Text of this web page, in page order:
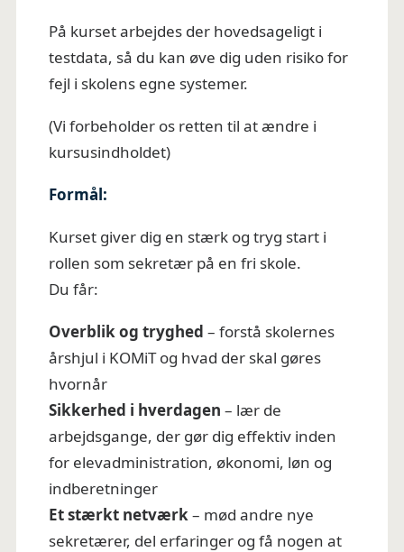
På kurset arbejdes der hovedsageligt i
testdata, så du kan øve dig uden risiko for
fejl i skolens egne systemer.
(Vi forbeholder os retten til at ændre i
kursusindholdet)
Formål:
Kurset giver dig en stærk og tryg start i
rollen som sekretær på en fri skole.
Du får:
Overblik og tryghed – forstå skolernes
årshjul i KOMiT og hvad der skal gøres
hvornår
Sikkerhed i hverdagen – lær de
arbejdsgange, der gør dig effektiv inden
for elevadministration, økonomi, løn og
indberetninger
Et stærkt netværk– mød andre nye
sekretærer, del erfaringer og få nogen at